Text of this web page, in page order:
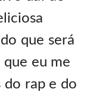
que será
que eu me
rap e do